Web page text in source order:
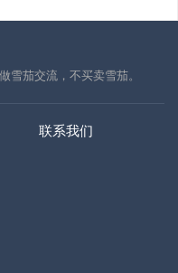
雪茄交流，不买卖雪茄。
联系我们